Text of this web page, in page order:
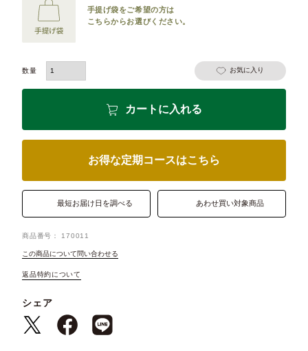
手提げ袋をご希望の方は
こちらからお選びください。
お気に入り
カートに入れる
お得な定期コースはこちら
最短お届け日を調べる あわせ買い対象商品
商品番号 170011
この商品について問い合わせる
返品特約について
シェア